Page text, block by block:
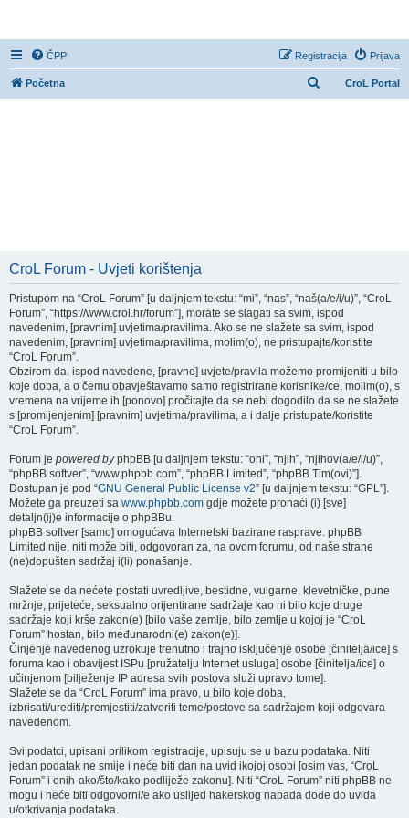
ČPP Prijava
Registracija
CroL Portal
Početna
CroL Forum - Uvjeti korištenja
Pristupom na “CroL Forum” [u daljnjem tekstu: “mi”, “nas”, “naš(a/e/i/u)”, “CroL
Forum”, “https://www.crol.hr/forum”], morate se slagati sa svim, ispod
navedenim, [pravnim] uvjetima/pravilima. Ako se ne slažete sa svim, ispod
navedenim, [pravnim] uvjetima/pravilima, molim(o), ne pristupajte/koristite
“CroL Forum”.
Obzirom da, ispod navedene, [pravne] uvjete/pravila možemo promijeniti u bilo
koje doba, a o čemu obavještavamo samo registrirane korisnike/ce, molim(o), s
vremena na vrijeme ih [ponovo] pročitajte da se nebi dogodilo da se ne slažete
s [promijenjenim] [pravnim] uvjetima/pravilima, a i dalje pristupate/koristite
“CroL Forum”.
Forum je powered byphpBB [u daljnjem tekstu: “oni”, “njih”, “njihov(a/e/i/u)”,
“phpBB softver”, “www.phpbb.com”, “phpBB Limited”, “phpBB Tim(ovi)”].
Dostupan je pod “GNU General Public License v2” [u daljnjem tekstu: “GPL”].
Možete ga preuzeti sa www.phpbb.com gdje možete pronaći (i) [sve]
detaljn(ij)e informacije o phpBBu.
phpBB softver [samo] omogućava Internetski bazirane rasprave. phpBB
Limited nije, niti može biti, odgovoran za, na ovom forumu, od naše strane
(ne)dopušten sadržaj i(li) ponašanje.
Slažete se da nećete postati uvredljive, bestidne, vulgarne, klevetničke, pune
mržnje, prijeteće, seksualno orijentirane sadržaje kao ni bilo koje druge
sadržaje koji krše zakon(e) [bilo vaše zemlje, bilo zemlje u kojoj je “CroL
Forum” hostan, bilo međunarodni(e) zakon(e)].
Činjenje navedenog uzrokuje trenutno i trajno isključenje osobe [činitelja/ice] s
foruma kao i obavijest ISPu [pružatelju Internet usluga] osobe [činitelja/ice] o
učinjenom [bilježenje IP adresa svih postova služi upravo tome].
Slažete se da “CroL Forum” ima pravo, u bilo koje doba,
izbrisati/urediti/premjestiti/zatvoriti teme/postove sa sadržajem koji odgovara
navedenom.
Svi podatci, upisani prilikom registracije, upisuju se u bazu podataka. Niti
jedan podatak ne smije i neće biti dan na uvid ikojoj osobi [osim vas, “CroL
Forum” i onih-ako/što/kako podliježe zakonu]. Niti “CroL Forum” niti phpBB ne
mogu i neće biti odgovorni/e ako uslijed hakerskog napada dođe do uvida
u/otkrivanja podataka.